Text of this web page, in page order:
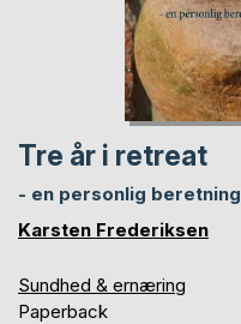
Tre år i retreat
- en personlig beretning
Karsten Frederiksen
Sundhed & ernæring
Paperback